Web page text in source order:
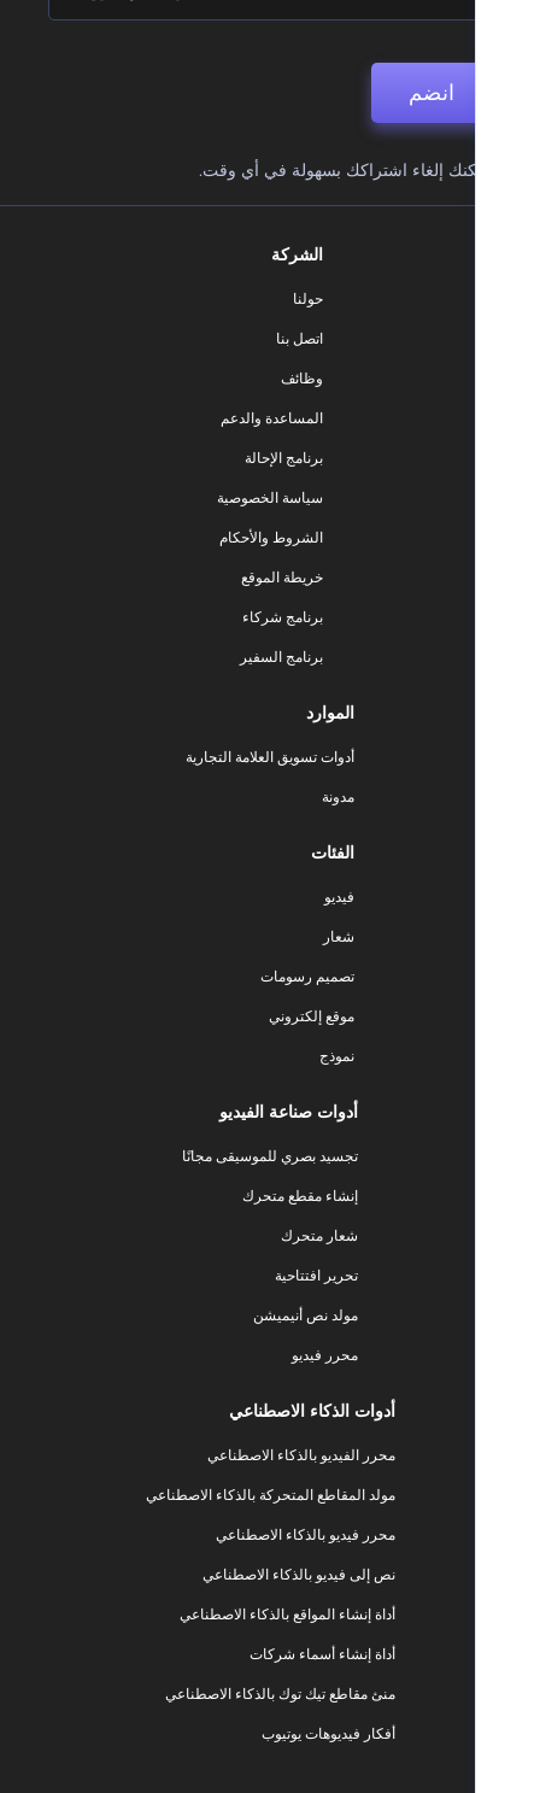
إلغاء اشتراكك بسهولة في أي وقت.
المساعدة والدعم
برنامج الإحالة
سياسة الخصوصية
الشروط والأحكام
خريطة الموقع
برنامج شركاء
برنامج السفير
أدوات تسويق العلامة التجارية
تصميم رسومات
موقع إلكتروني
أدوات صناعة الفيديو
تجسيد بصري للموسيقى مجانًا
إنشاء مقطع متحرك
شعار متحرك
تحرير افتتاحية
مولد نص أنيميشن
محرر فيديو
أدوات الذكاء الاصطناعي
محرر الفيديو بالذكاء الاصطناعي
مولد المقاطع المتحركة بالذكاء الاصطناعي
محرر فيديو بالذكاء الاصطناعي
نص إلى فيديو بالذكاء الاصطناعي
أداة إنشاء المواقع بالذكاء الاصطناعي
أداة إنشاء أسماء شركات
منئ مقاطع تيك توك بالذكاء الاصطناعي
أفكار فيديوهات يوتيوب